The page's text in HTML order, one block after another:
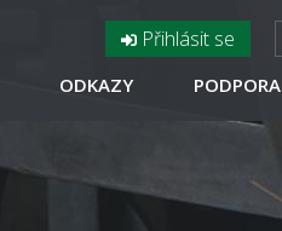
Přihlásit se
ODKAZY PODPORA